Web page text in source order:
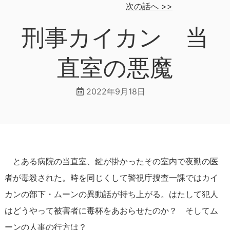
次の話へ>>
刑事カイカン 当
直室の悪魔
2022年9月18日
とある病院の当直室、鍵が掛かったその室内で夜勤の医
者が毒殺された。時を同じくして警視庁捜査一課ではカイ
カンの部下・ムーンの異動話が持ち上がる。はたして犯人
はどうやって被害者に毒杯をあおらせたのか？ そしてム
ーンの人事の行方は？